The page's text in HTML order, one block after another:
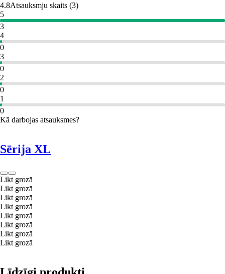
4.8Atsauksmju skaits (3)
5
3
4
0
3
0
2
0
1
0
Kā darbojas atsauksmes?
Sērija XL
Likt grozā
Likt grozā
Likt grozā
Likt grozā
Likt grozā
Likt grozā
Likt grozā
Likt grozā